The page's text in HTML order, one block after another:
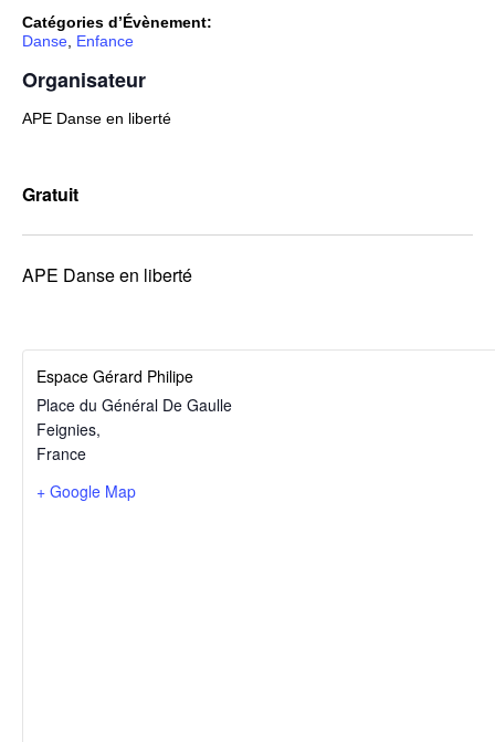
Catégories d’Évènement:
Danse Enfance
Organisateur
APE Danse en liberté
Gratuit
APE Danse en liberté
Espace Gérard Philipe
Place du Général De Gaulle
Feignies,
France
+ Google Map